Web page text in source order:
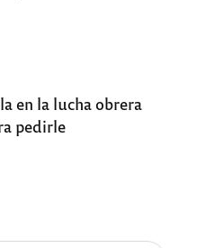
en la lucha obrera
pedirle